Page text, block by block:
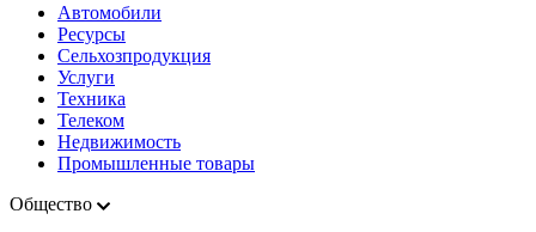
Автомобили
Ресурсы
Сельхозпродукция
Услуги
Техника
Телеком
Недвижимость
Промышленные товары
Общество